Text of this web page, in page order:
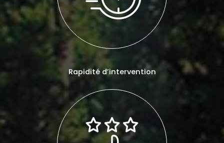
Rapidité d’intervention